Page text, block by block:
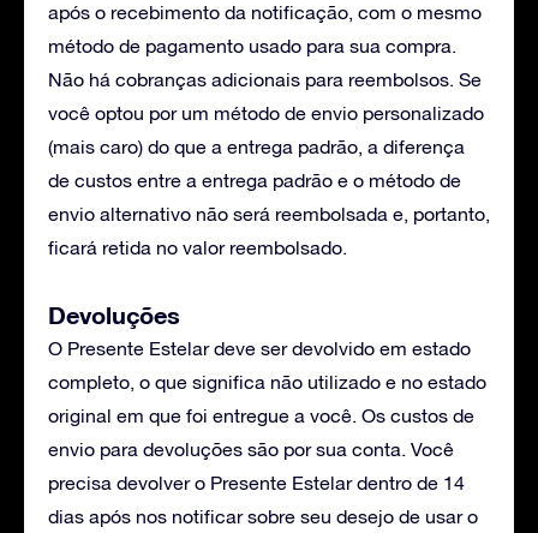
após o recebimento da notificação, com o mesmo
método de pagamento usado para sua compra.
Não há cobranças adicionais para reembolsos. Se
você optou por um método de envio personalizado
(mais caro) do que a entrega padrão, a diferença
de custos entre a entrega padrão e o método de
envio alternativo não será reembolsada e, portanto,
ficará retida no valor reembolsado.
Devoluções
O Presente Estelar deve ser devolvido em estado
completo, o que significa não utilizado e no estado
original em que foi entregue a você. Os custos de
envio para devoluções são por sua conta. Você
precisa devolver o Presente Estelar dentro de 14
dias após nos notificar sobre seu desejo de usar o